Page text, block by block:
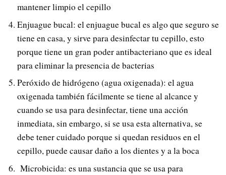
mantener limpio el cepillo
Enjuague bucal: el enjuague bucal es algo que seguro se
tiene en casa, y sirve para desinfectar tu cepillo, esto
porque tiene un gran poder antibacteriano que es ideal
para eliminar la presencia de bacterias
Peróxido de hidrógeno (agua oxigenada): el agua
oxigenada también fácilmente se tiene al alcance y
cuando se usa para desinfectar, tiene una acción
inmediata, sin embargo, si se usa esta alternativa, se
debe tener cuidado porque si quedan residuos en el
cepillo, puede causar daño a los dientes y a la boca
Microbicida: es una sustancia que se usa para